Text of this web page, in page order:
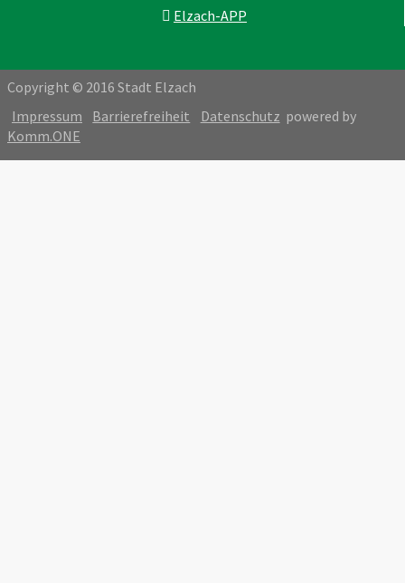
Elzach-APP
Copyright © 2016 Stadt Elzach
Impressum
Barrierefreiheit Datenschutz powered by
Komm.ONE